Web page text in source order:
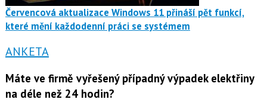
Červencová aktualizace Windows 11 přináší pět funkcí,
které mění každodenní práci se systémem
ANKETA
Máte ve firmě vyřešený případný výpadek elektřiny
na déle než 24 hodin?